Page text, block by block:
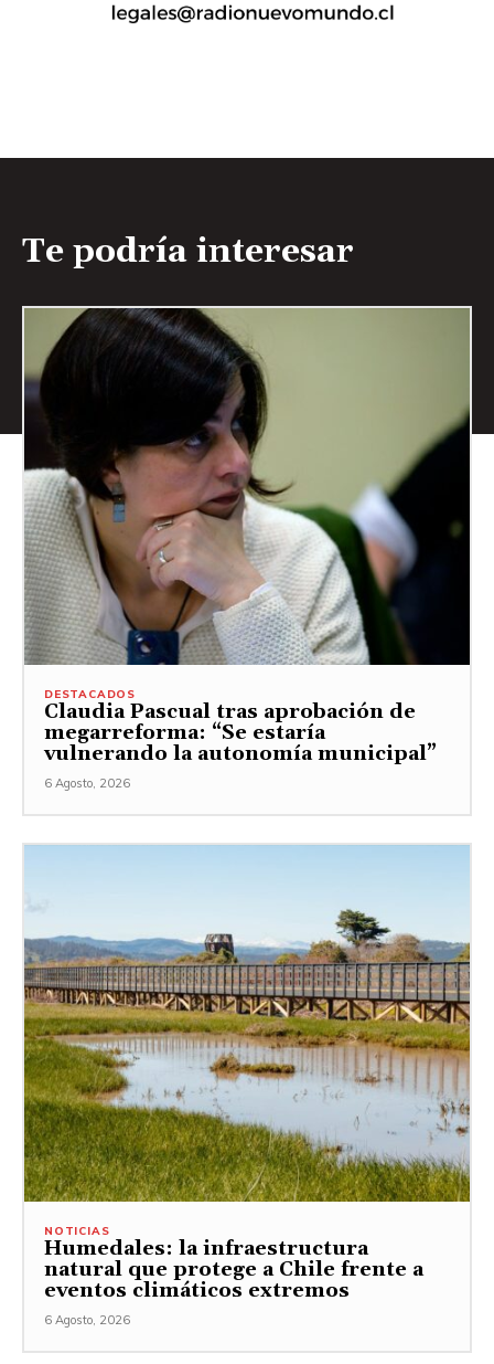
Te podría interesar
DESTACADOS
Claudia Pascual tras aprobación de
megarreforma: “Se estaría
vulnerando la autonomía municipal”
6 Agosto, 2026
NOTICIAS
Humedales: la infraestructura
natural que protege a Chile frente a
eventos climáticos extremos
6 Agosto, 2026